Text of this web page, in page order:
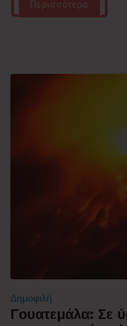
Περισσότερα
Δημοφιλή
Γουατεμάλα: Σε